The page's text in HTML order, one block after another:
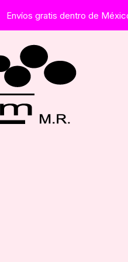
Envíos gratis dentro de